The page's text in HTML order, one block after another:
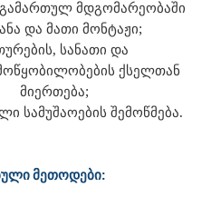
გამართულ მდგომარეობაში
და მათი მონტაჟი;
სანათი და
ქსელთან
მიერთება;
სამუშაოების შემოწმება.
მეთოდები: